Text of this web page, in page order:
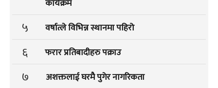
कार्यक्रम
५ वर्षात्ले विभिन्न स्थानमा पहिरो
६ फरार प्रतिबादीहरु पक्राउ
७ अशक्तलाई घरमै पुगेर नागरिकता